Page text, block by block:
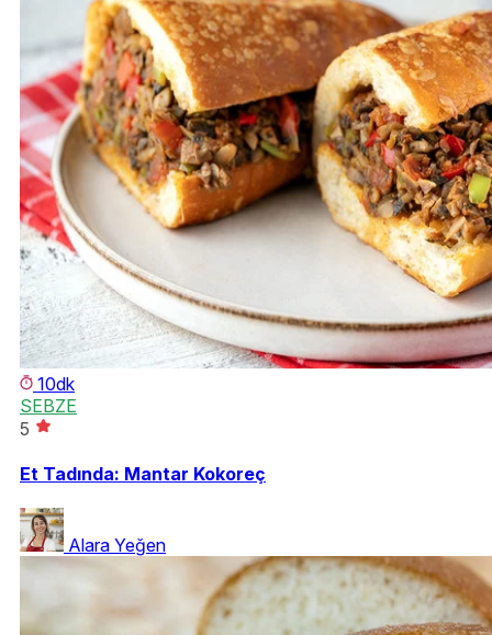
10dk
SEBZE
5
Et Tadında: Mantar Kokoreç
Alara Yeğen